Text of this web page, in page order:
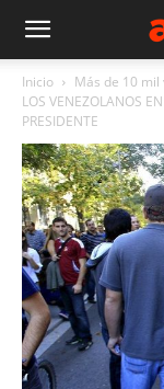
Inicio
Más de 10
LOS VENEZOLANOS
PRESIDENTE